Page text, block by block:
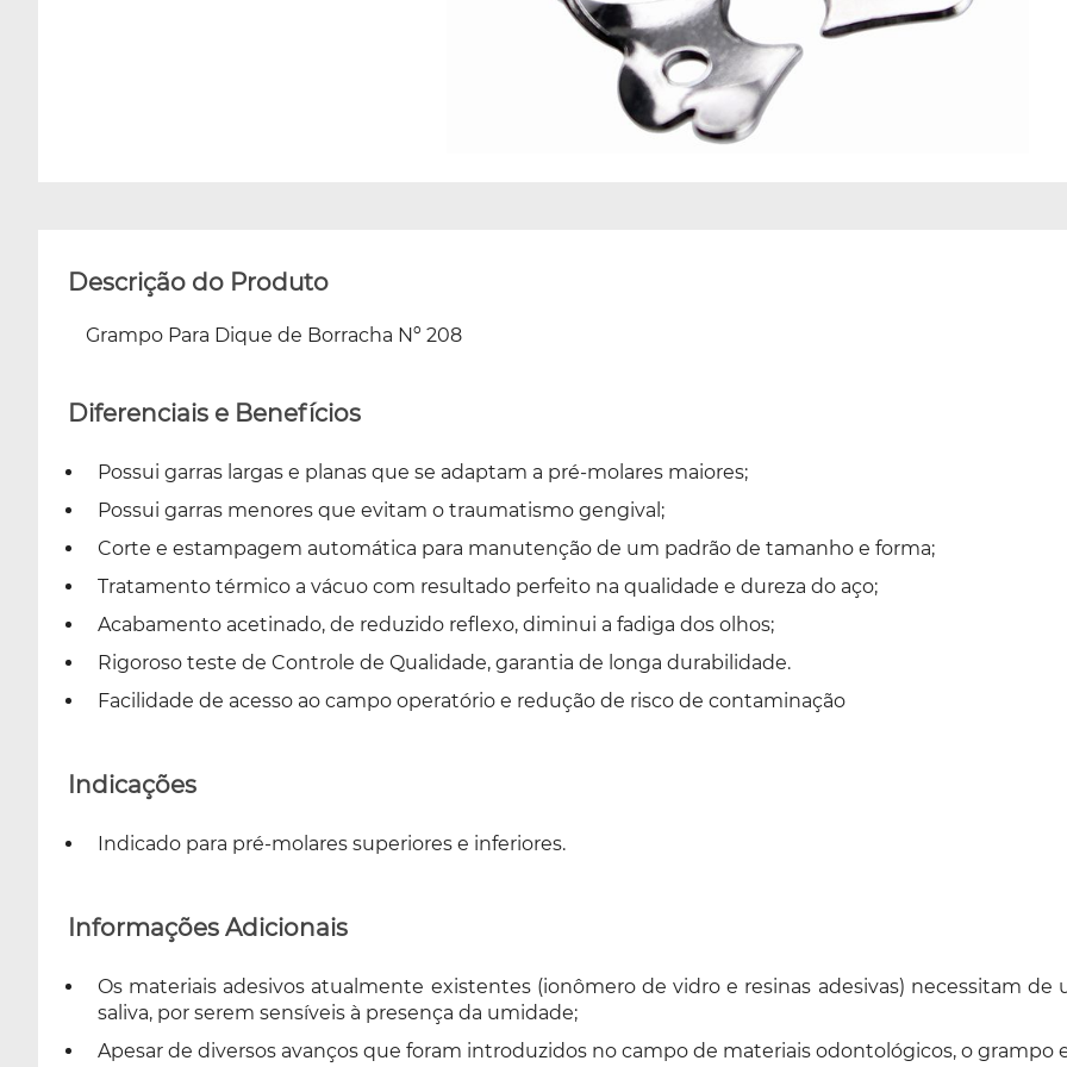
Descrição do Produto
Grampo Para Dique de Borracha Nº 208
Diferenciais e Benefícios
Possui garras largas e planas que se adaptam a pré-molares maiores;
Possui garras menores que evitam o traumatismo gengival;
Corte e estampagem automática para manutenção de um padrão de tamanho e forma;
Tratamento térmico a vácuo com resultado perfeito na qualidade e dureza do aço;
Acabamento acetinado, de reduzido reflexo, diminui a fadiga dos olhos;
Rigoroso teste de Controle de Qualidade, garantia de longa durabilidade.
Facilidade de acesso ao campo operatório e redução de risco de contaminação
Indicações
Indicado para pré-molares superiores e inferiores.
Informações Adicionais
Os materiais adesivos atualmente existentes (ionômero de vidro e resinas adesivas) necessitam
saliva, por serem sensíveis à presença da umidade;
Apesar de diversos avanços que foram introduzidos no campo de materiais odontológicos, o